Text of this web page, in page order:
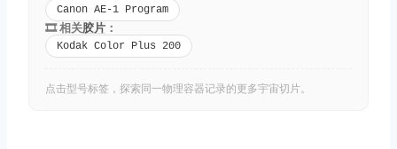
Canon AE-1 Program
🎞️ 相关胶片 ：
Kodak Color Plus 200
点击型号标签，探索同一物理容器记录的更多宇宙切片。